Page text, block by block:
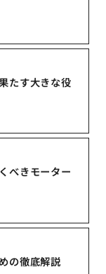
たす大きな役
べきモーター
の徹底解説